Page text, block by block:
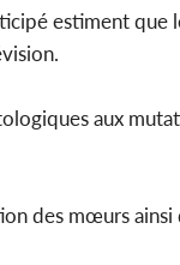
estiment que
aux
des mœurs